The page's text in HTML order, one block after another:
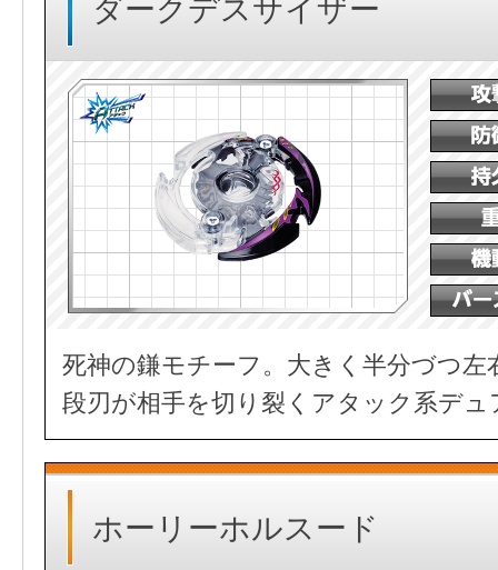
ダークデスサイザー
死神の鎌モチーフ。大きく半分づつ
段刃が相手を切り裂くアタック系デ
ホーリーホルスード